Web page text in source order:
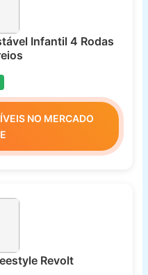
Infantil 4 Rodas
NO MERCADO
Revolt